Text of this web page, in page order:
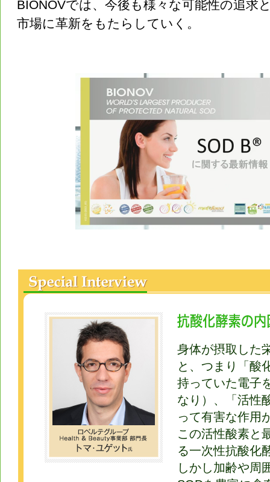
BIONOVでは、今後も様々な可能性の追求
市場に革新をもたらしていく。
身体が摂取した
と、つまり「酸
持っていた電子
なり）、「活性
って有害な作用
この活性酸素と
る一次性抗酸化
しかし加齢や周